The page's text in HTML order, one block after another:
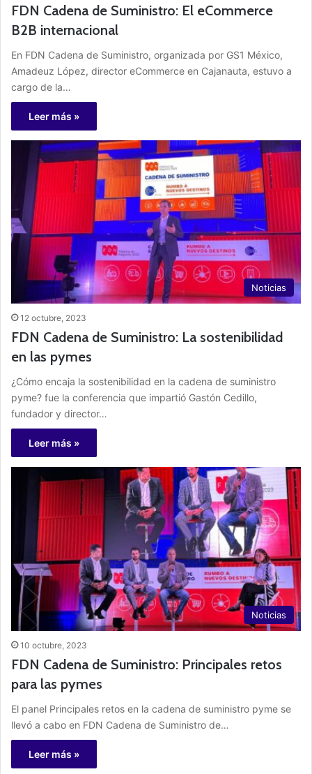
FDN Cadena de Suministro: El eCommerce
B2B internacional
En FDN Cadena de Suministro, organizada por GS1 México,
Amadeuz López, director eCommerce en Cajanauta, estuvo a
cargo de la…
Leer más »
Noticias
12 octubre, 2023
FDN Cadena de Suministro: La sostenibilidad
en las pymes
¿Cómo encaja la sostenibilidad en la cadena de suministro
pyme? fue la conferencia que impartió Gastón Cedillo,
fundador y director…
Leer más »
Noticias
10 octubre, 2023
FDN Cadena de Suministro: Principales retos
para las pymes
El panel Principales retos en la cadena de suministro pyme se
llevó a cabo en FDN Cadena de Suministro de…
Leer más »